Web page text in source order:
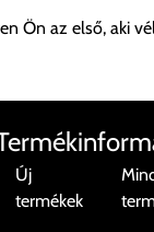
követően
Ön az első, aki
Új
termékek